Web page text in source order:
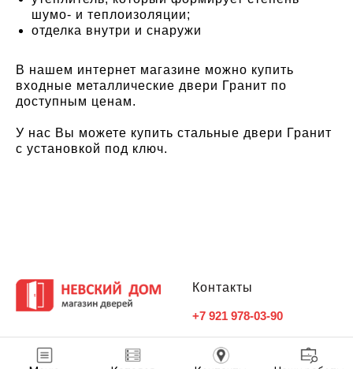
шумо- и теплоизоляции;
отделка внутри и снаружи
В нашем интернет магазине можно купить
входные металлические двери Гранит по
доступным ценам.
У нас Вы можете купить стальные двери Гранит
с установкой под ключ.
Контакты
+7 921 978-03-90
info@dveri-nevskidom.ru